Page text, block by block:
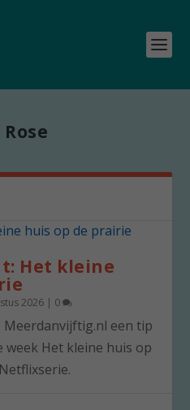
Het kleine
2026 | 0
Meerdanvijftig.nl een tip
week Het kleine huis op